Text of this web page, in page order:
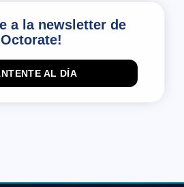
a la newsletter de
Octorate!
AL DÍA